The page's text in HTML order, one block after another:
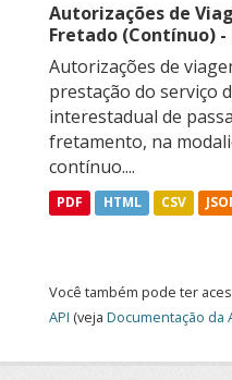
Autorizações de
Fretado (Contínuo)
Autorizações de
prestação do serviço
interestadual de
fretamento, na
contínuo....
PDF HTML CSV
Você também pode ter
API (veja Documentação da